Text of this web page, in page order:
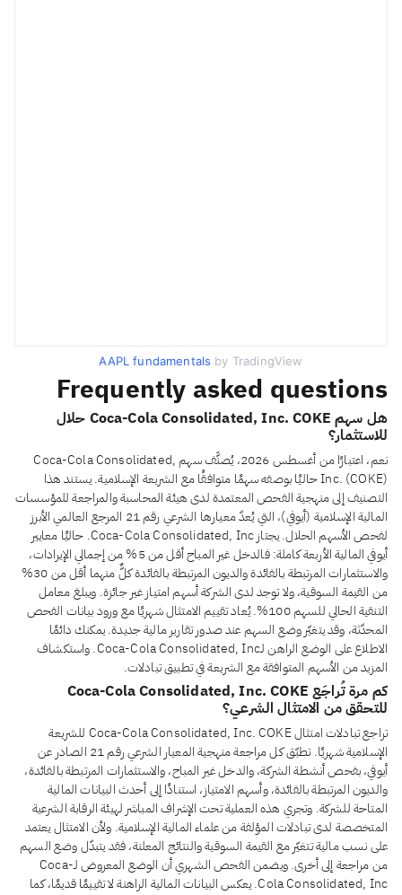
AAPL fundamentals by TradingView
Frequently asked questions
هل سهم Coca-Cola Consolidated, Inc. COKE حلال
للاستثمار؟
نعم، اعتبارًا من أغسطس 2026، يُصنَّف سهم Coca-Cola Consolidated,
Inc. (COKE) حاليًا بوصفه سهمًا متوافقًا مع الشريعة الإسلامية. يستند هذا
التصنيف إلى منهجية الفحص المعتمدة لدى هيئة المحاسبة والمراجعة للمؤسسات
المالية الإسلامية (أيوفي)، التي يُعدّ معيارها الشرعي رقم 21 المرجع العالمي الأبرز
لفحص الأسهم الحلال. يجتاز Coca-Cola Consolidated, Inc. حاليًا معايير
أيوفي المالية الأربعة كاملة: فالدخل غير المباح أقل من 5% من إجمالي الإيرادات،
والاستثمارات المرتبطة بالفائدة والديون المرتبطة بالفائدة كلٌّ منهما أقل من 30%
من القيمة السوقية، ولا توجد لدى الشركة أسهم امتياز غير جائزة. ويبلغ معامل
التنقية الحالي للسهم 100%. يُعاد تقييم الامتثال شهريًا مع ورود بيانات الفحص
المحدّثة، وقد يتغيّر وضع السهم عند صدور تقارير مالية جديدة. يمكنك دائمًا
الاطلاع على الوضع الراهن لـCoca-Cola Consolidated, Inc. واستكشاف
المزيد من الأسهم المتوافقة مع الشريعة في تطبيق تبادلات.
كم مرة تُراجَع Coca-Cola Consolidated, Inc. COKE
للتحقق من الامتثال الشرعي؟
تراجع تبادلات امتثال Coca-Cola Consolidated, Inc. COKE للشريعة
الإسلامية شهريًا. تطبّق كل مراجعة منهجية المعيار الشرعي رقم 21 الصادر عن
أيوفي، بفحص أنشطة الشركة، والدخل غير المباح، والاستثمارات المرتبطة بالفائدة،
والديون المرتبطة بالفائدة، وأسهم الامتياز، استنادًا إلى أحدث البيانات المالية
المتاحة للشركة. وتجري هذه العملية تحت الإشراف المباشر لهيئة الرقابة الشرعية
المتخصصة لدى تبادلات المؤلفة من علماء المالية الإسلامية. ولأن الامتثال يعتمد
على نسب مالية تتغيّر مع القيمة السوقية والنتائج المعلنة، فقد يتبدّل وضع السهم
من مراجعة إلى أخرى. ويضمن الفحص الشهري أن الوضع المعروض لـCoca-
Cola Consolidated, Inc. يعكس البيانات المالية الراهنة لا تقييمًا قديمًا، كما